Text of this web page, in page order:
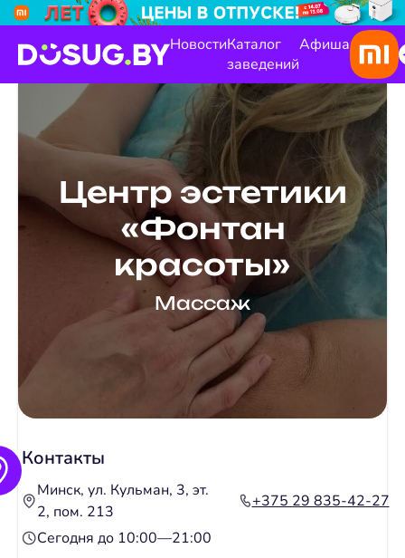
НовостиКаталог
заведений
Афиша
Центр эстетики
«Фонтан
красоты»
Массаж
Контакты
Минск, ул. Кульман, 3, эт.
2, пом. 213
+375 29 835-42-27
Сегодня до 10:00—21:00